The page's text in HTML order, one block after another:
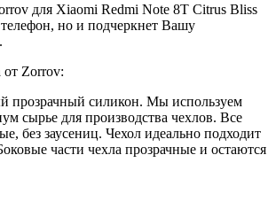
для Xiaomi Redmi Note 8T Citrus Bliss
но и подчеркнет Вашу
от Zorrov:
прозрачный силикон. Мы используем
сырье для производства чехлов. Все
без заусениц. Чехол идеально подходит
части чехла прозрачные и остаются